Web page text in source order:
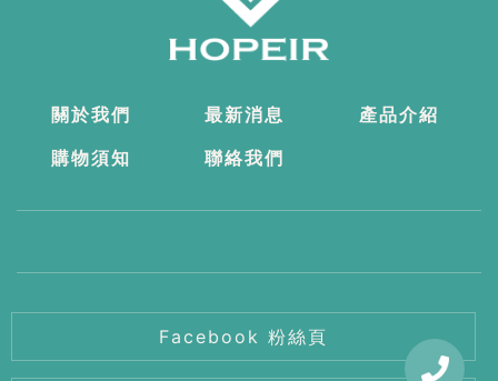
關於我們 最新消息
產品介紹
購物須知
聯絡我們
Facebook 粉絲頁